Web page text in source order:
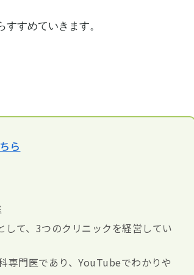
すめていきます。
ら
て、3つのクリニックを経営してい
専門医であり、YouTubeでわかりや